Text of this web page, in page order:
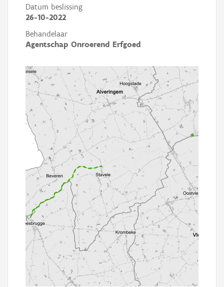
Datum beslissing
26-10-2022
Behandelaar
Agentschap Onroerend Erfgoed